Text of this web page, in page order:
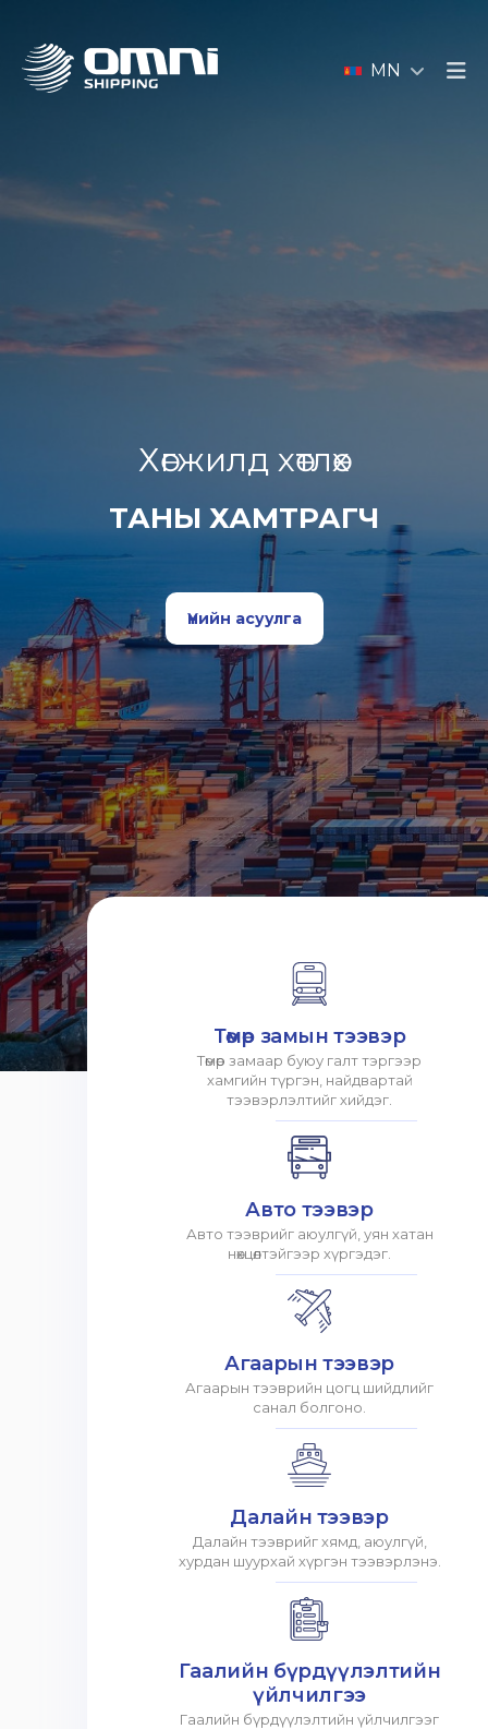
MN
Хөгжилд хөтлөх
ТАНЫ ХАМТРАГЧ
Үнийн асуулга
Төмөр замын тээвэр
Төмөр замаар буюу галт тэргээр
хамгийн түргэн, найдвартай
тээвэрлэлтийг хийдэг.
Авто тээвэр
Авто тээврийг аюулгүй, уян хатан
нөхцөлтэйгээр хүргэдэг.
Агаарын тээвэр
Агаарын тээврийн цогц шийдлийг
санал болгоно.
Далайн тээвэр
Далайн тээврийг хямд, аюулгүй,
хурдан шуурхай хүргэн тээвэрлэнэ.
Гаалийн бүрдүүлэлтийн
үйлчилгээ
Гаалийн бүрдүүлэлтийн үйлчилгээг